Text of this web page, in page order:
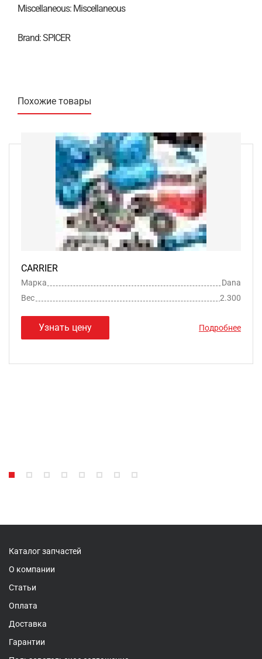
Miscellaneous: Miscellaneous
Brand: SPICER
Похожие товары
CARRIER
Марка
Dana
Вес
2.300
Узнать цену Подробнее
Каталог запчастей
О компании
Статьи
Оплата
Доставка
Гарантии